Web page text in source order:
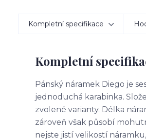
Kompletní specifikace
Kompletní
Pánský náramek Diego je
jednoduchá karabinka.
zvolené varianty. Délka
zároveň však působí
nejste jistí velikostí